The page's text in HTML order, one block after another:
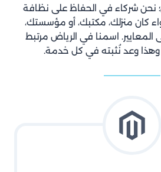
نحن شركاء في الحفاظ على نظافة
منزلك، مكتبك، أو مؤسستك،
المعايير. اسمنا في الرياض مرتبط
وهذا وعد نُثبته في كل خدمة.